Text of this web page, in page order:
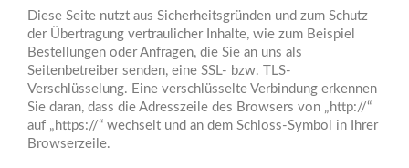
Diese Seite nutzt aus Sicherheitsgründen und zum Schutz
der Übertragung vertraulicher Inhalte, wie zum Beispiel
Bestellungen oder Anfragen, die Sie an uns als
Seitenbetreiber senden, eine SSL- bzw. TLS-
Verschlüsselung. Eine verschlüsselte Verbindung erkennen
Sie daran, dass die Adresszeile des Browsers von „http://“
auf „https://“ wechselt und an dem Schloss-Symbol in Ihrer
Browserzeile.